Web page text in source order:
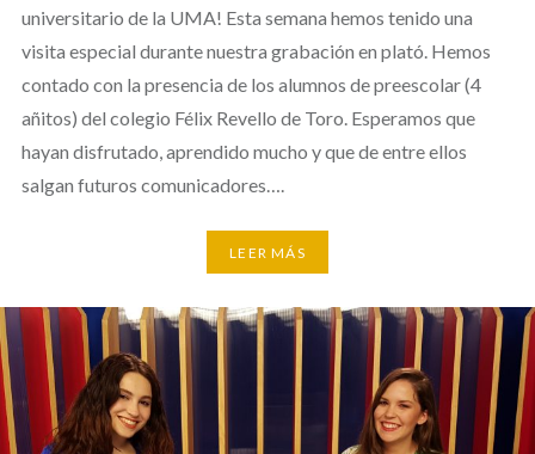
universitario de la UMA! Esta semana hemos tenido una
visita especial durante nuestra grabación en plató. Hemos
contado con la presencia de los alumnos de preescolar (4
añitos) del colegio Félix Revello de Toro. Esperamos que
hayan disfrutado, aprendido mucho y que de entre ellos
salgan futuros comunicadores….
LEER MÁS